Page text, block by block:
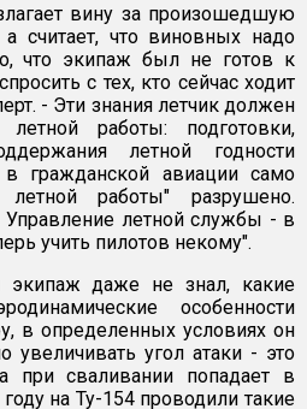
вину за произошедшую
считает, что виновных надо
что экипаж был не готов к
с тех, кто сейчас ходит
- Эти знания летчик должен
работы: подготовки,
летной годности
гражданской авиации само
летной работы" разрушено.
летной службы - в
учить пилотов некому".
экипаж даже не знал, какие
особенности
в определенных условиях он
увеличивать угол атаки - это
при сваливании попадает в
на Ту-154 проводили такие